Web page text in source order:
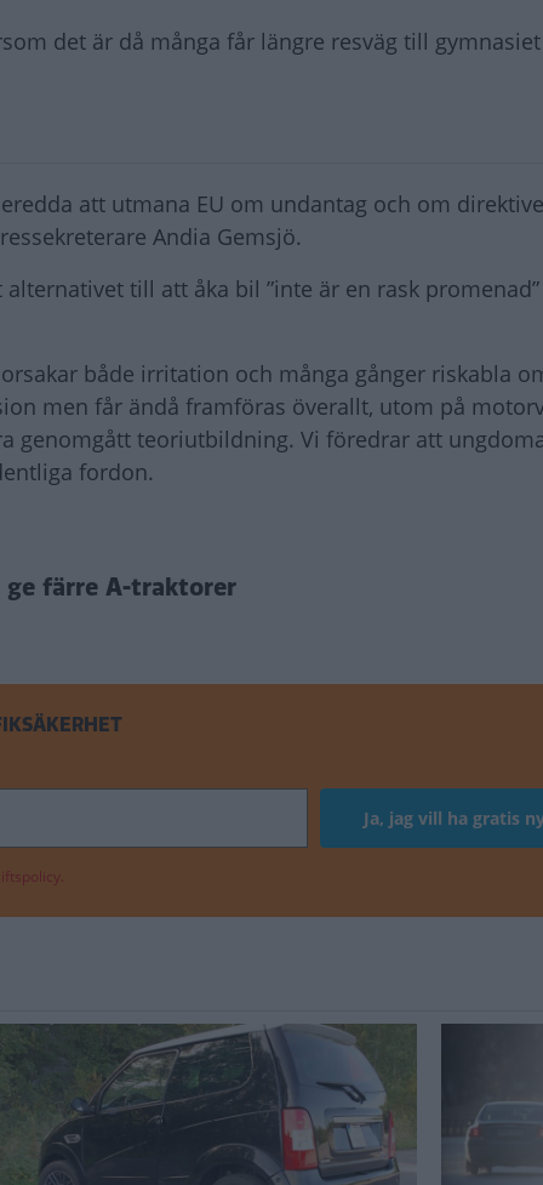
det är då många får längre resväg till
att utmana EU om undantag och om
Andia Gemsjö.
till att åka bil ”inte är en rask
både irritation och många gånger riskabla
men får ändå framföras överallt, utom på
genomgått teoriutbildning. Vi föredrar att
fordon.
färre A-traktorer